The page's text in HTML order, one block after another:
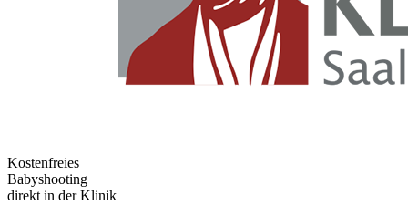
Kostenfreies
Babyshooting
direkt in der Klinik